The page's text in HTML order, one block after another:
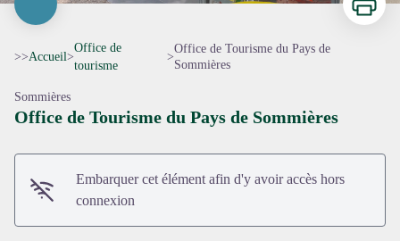
>>Accueil>
Office de
tourisme
>
Office de Tourisme du Pays de
Sommières
Sommières
Office de Tourisme du Pays de Sommières
Embarquer cet élément afin d'y avoir accès hors
connexion